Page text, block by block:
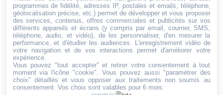
Mentions
légales
Conditions de
retour et de
remboursement
Droit de
rétractation
programmes de fidélité, adresses IP, postales et emails, téléphone,
géolocalisation précise, etc.) permet de développer et vous proposer
des services, contenus, offres commerciales et publicités sur vos
différents appareils et écrans (y compris par email, courrier, SMS,
téléphone, audio, et vidéo), de les personnaliser, d'en mesurer la
performance, et d'étudier les audiences. L'enregistrement vidéo de
votre navigation et de vos interactions permet d'améliorer votre
expérience.
Vous pouvez "tout accepter" et retirer votre consentement à tout
moment via l'icône "cookie" . Vous pouvez aussi "paramétrer des
choix" détaillés et vous opposer aux traitements non soumis au
consentement. Vos choix sont valables pour 6 mois.
powered by